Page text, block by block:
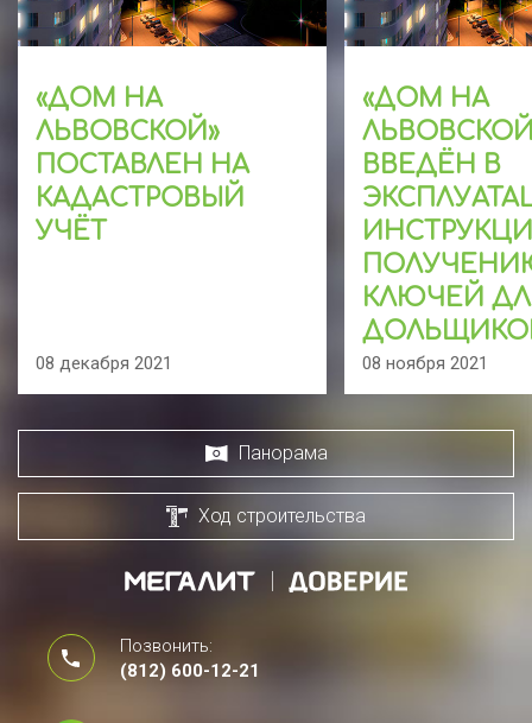
«ДОМ НА
ЛЬВОВСКОЙ»
ПОСТАВЛЕН НА
КАДАСТРОВЫЙ
УЧЁТ
08 декабря 2021
«ДОМ НА
ВВЕДЁН В
КЛЮЧЕЙ
08 ноября 2021
Панорама
Ход строительства
Позвонить:
(812) 600-12-21